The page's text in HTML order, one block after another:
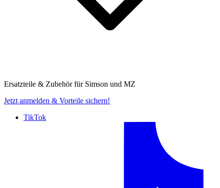
Ersatzteile & Zubehör für Simson und MZ
Jetzt anmelden & Vorteile sichern!
TikTok